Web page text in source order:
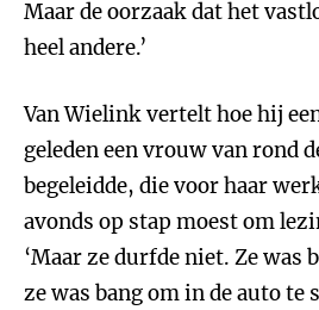
Maar de oorzaak dat het
heel andere.’
Van Wielink vertelt hoe hij
geleden een vrouw van rond
begeleidde, die voor haar
avonds op stap moest om
‘Maar ze durfde niet. Ze was
ze was bang om in de auto te